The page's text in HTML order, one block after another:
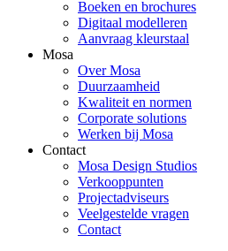
Boeken en brochures
Digitaal modelleren
Aanvraag kleurstaal
Mosa
Over Mosa
Duurzaamheid
Kwaliteit en normen
Corporate solutions
Werken bij Mosa
Contact
Mosa Design Studios
Verkooppunten
Projectadviseurs
Veelgestelde vragen
Contact